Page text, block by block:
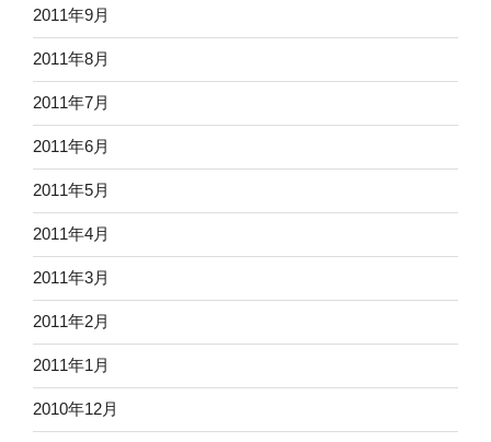
2011年9月
2011年8月
2011年7月
2011年6月
2011年5月
2011年4月
2011年3月
2011年2月
2011年1月
2010年12月